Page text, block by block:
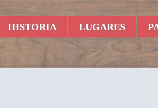
HISTORIA LUGARES